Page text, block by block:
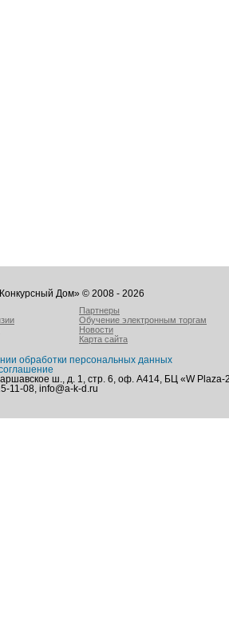
Дом» © 2008 - 2026
Партнеры
Обучение электронным торгам
Новости
Карта сайта
обработки персональных данных
ш., д. 1, стр. 6, оф. А414, БЦ «W Plaza-
11-08, info@a-k-d.ru